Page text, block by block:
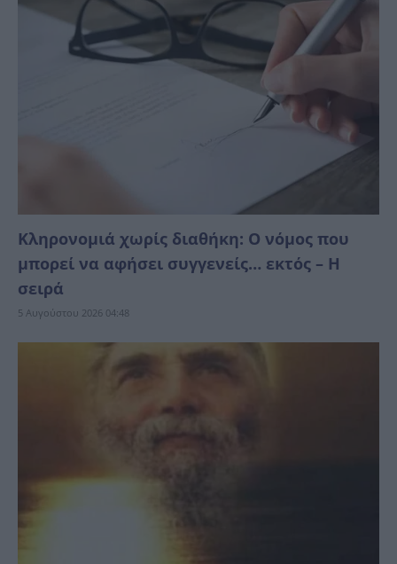
Κληρονομιά χωρίς διαθήκη: Ο νόμος που
μπορεί να αφήσει συγγενείς… εκτός – Η
σειρά
5 Αυγούστου 2026 04:48